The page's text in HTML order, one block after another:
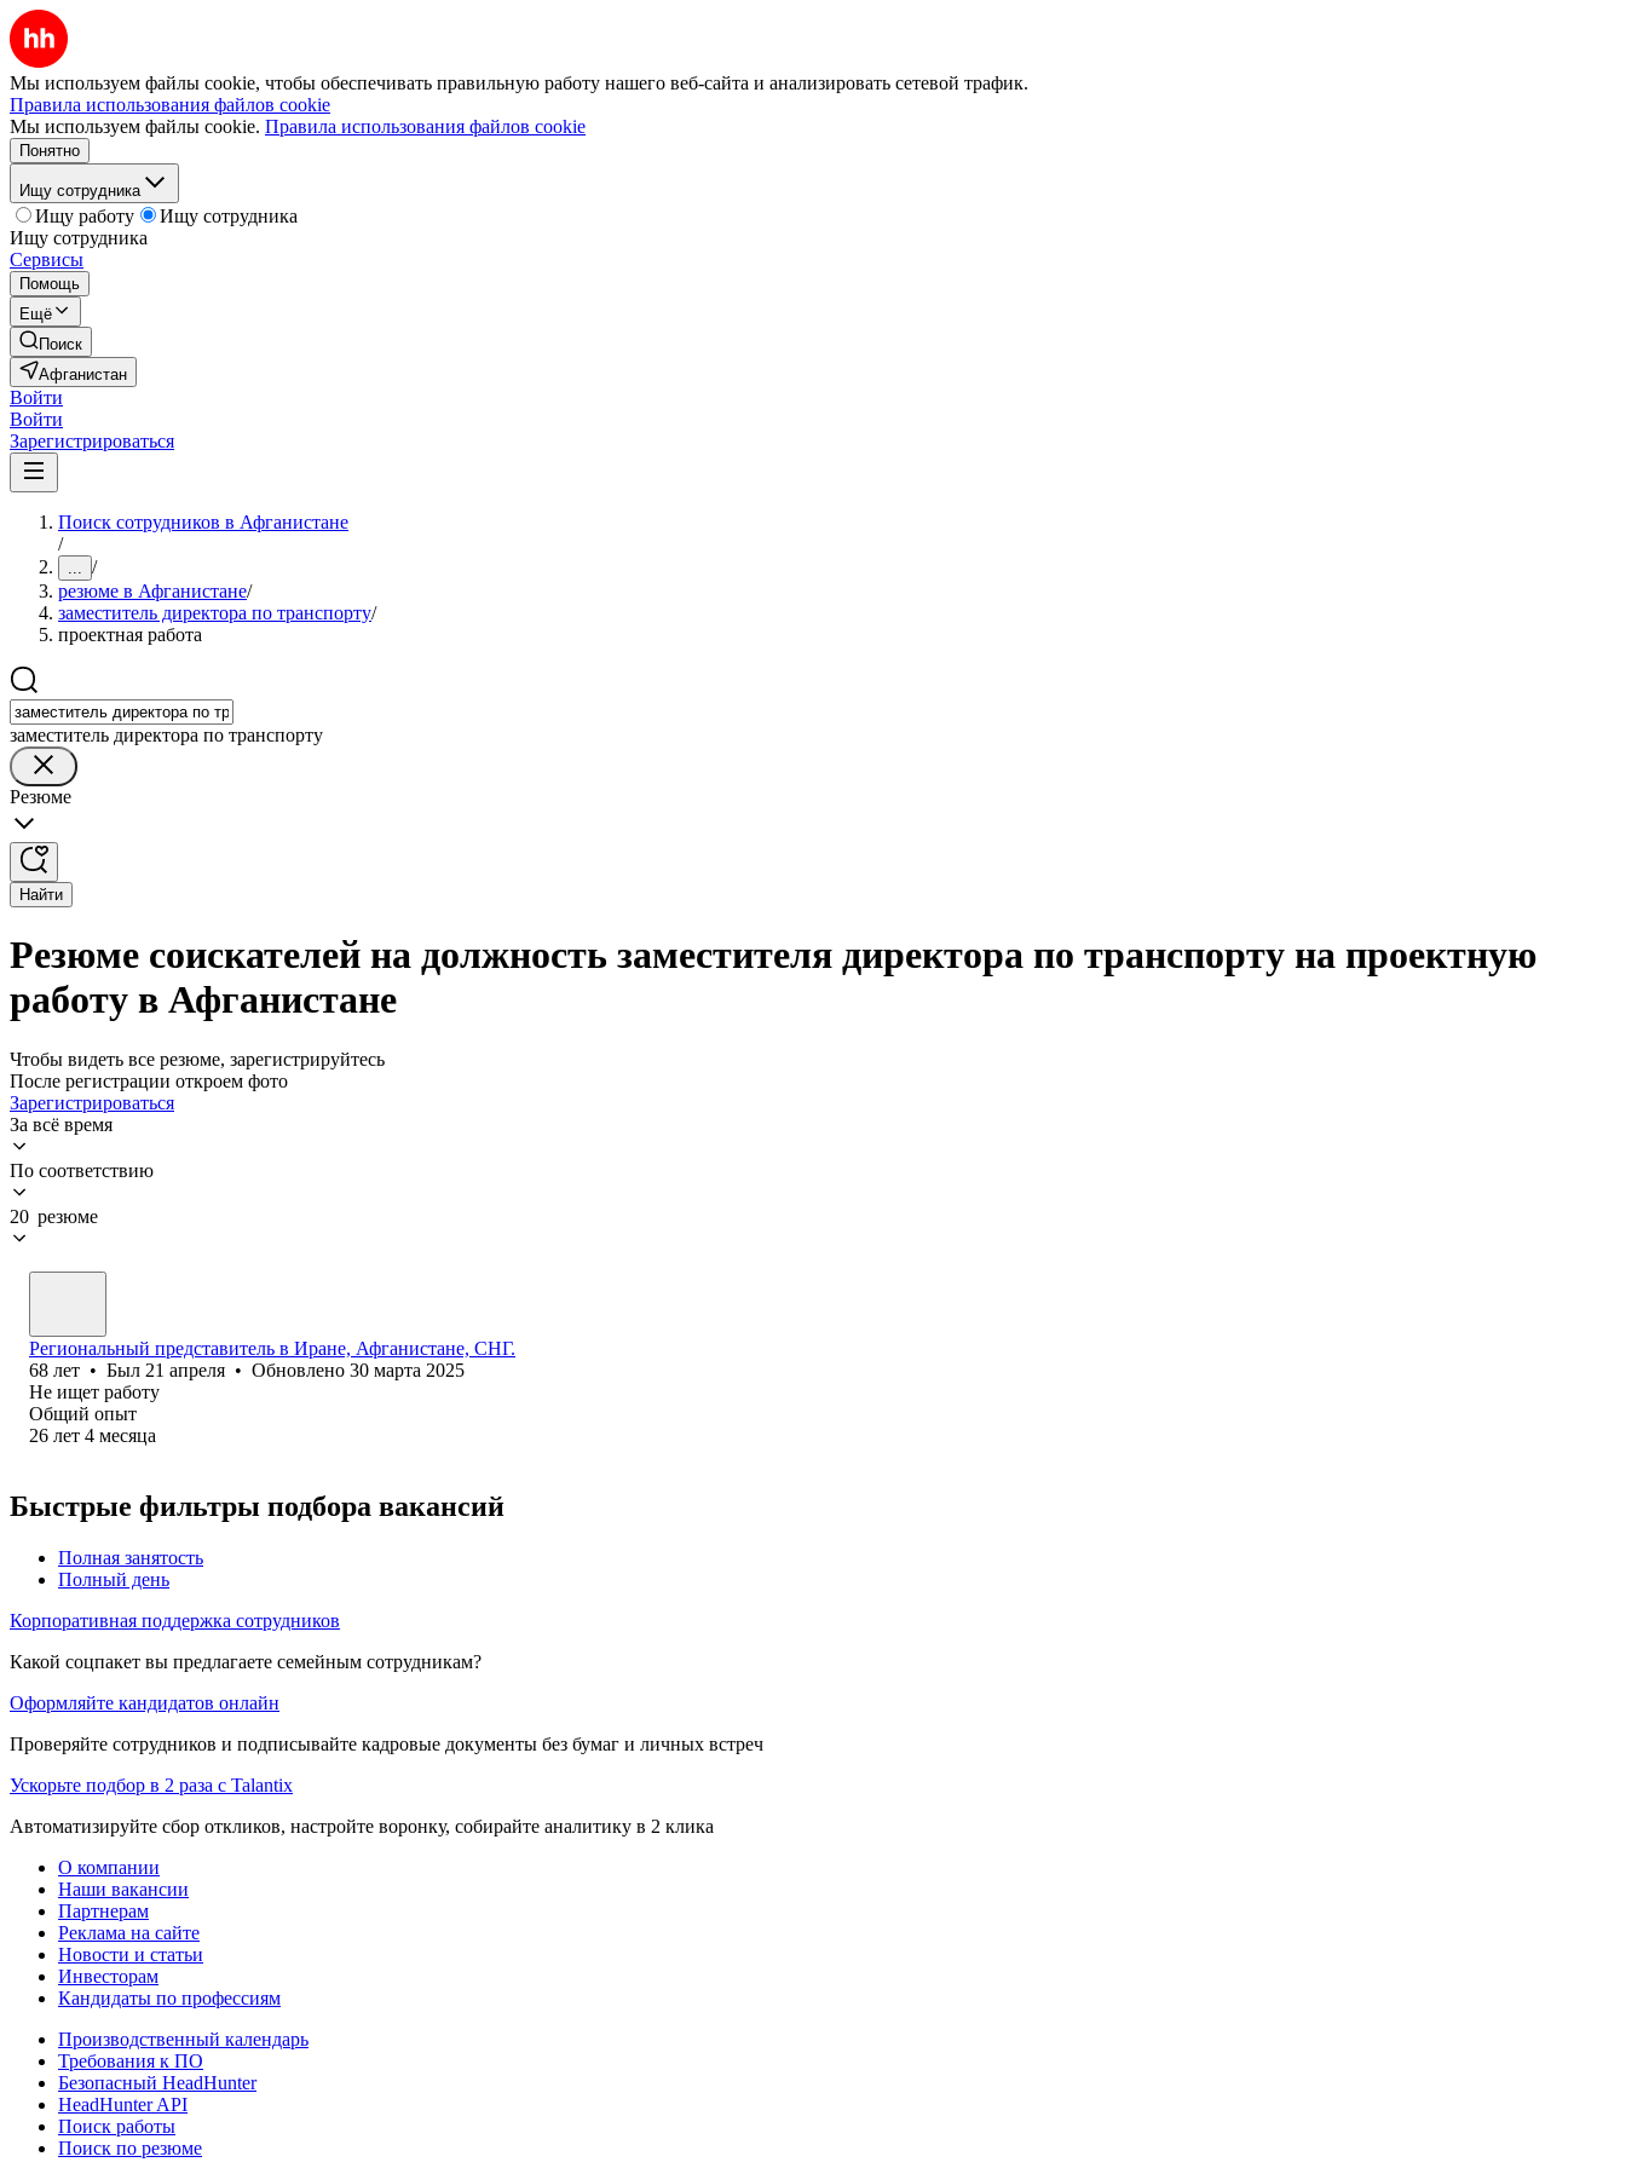
Мы используем файлы cookie, чтобы обеспечивать правильную работу нашего веб-сайта и анализировать сетевой трафик.
Правила использования файлов cookie
Мы используем файлы cookie. Правила использования файлов cookie
Понятно
Ищу сотрудника
Ищу работу
Ищу сотрудника
Ищу сотрудника
Сервисы
Помощь
Ещё
Поиск
Афганистан
Войти
Войти
Зарегистрироваться
Поиск сотрудников в Афганистане
/
... /
резюме в Афганистане/
заместитель директора по транспорту/
проектная работа
заместитель директора по транспорту
Резюме
Найти
Резюме соискателей на должность заместителя директора по транспорту на проектную
работу в Афганистане
Чтобы видеть все резюме, зарегистрируйтесь
После регистрации откроем фото
Зарегистрироваться
За всё время
По соответствию
20 резюме
Региональный представитель в Иране, Афганистане, СНГ.
68 лет • Был 21 апреля • Обновлено 30 марта 2025
Не ищет работу
Общий опыт
26 лет 4 месяца
Быстрые фильтры подбора вакансий
Полная занятость
Полный день
Корпоративная поддержка сотрудников
Какой соцпакет вы предлагаете семейным сотрудникам?
Оформляйте кандидатов онлайн
Проверяйте сотрудников и подписывайте кадровые документы без бумаг и личных встреч
Ускорьте подбор в 2 раза с Talantix
Автоматизируйте сбор откликов, настройте воронку, собирайте аналитику в 2 клика
О компании
Наши вакансии
Партнерам
Реклама на сайте
Новости и статьи
Инвесторам
Кандидаты по профессиям
Производственный календарь
Требования к ПО
Безопасный HeadHunter
HeadHunter API
Поиск работы
Поиск по резюме